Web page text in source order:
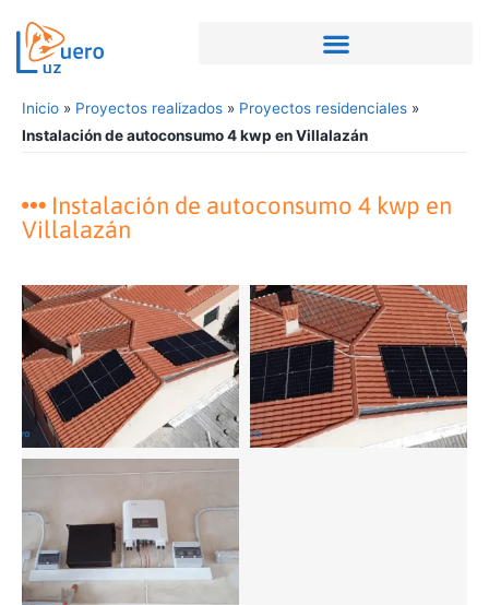
Inicio » Proyectos realizados » Proyectos residenciales »
Instalación de autoconsumo 4 kwp en Villalazán
Instalación de autoconsumo 4 kwp en
Villalazán